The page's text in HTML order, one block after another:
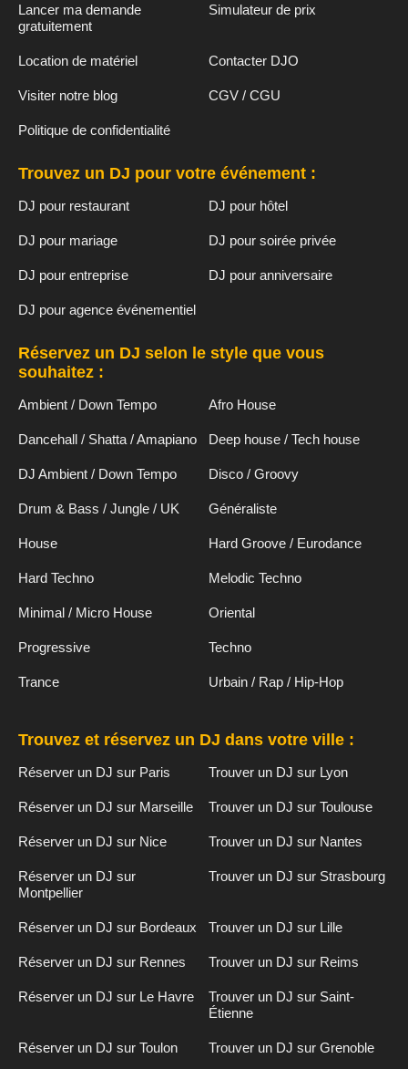
Lancer ma demande
gratuitement
Simulateur de prix
Location de matériel Contacter DJO
Visiter notre blog CGV / CGU
Politique de confidentialité
Trouvez un DJ pour votre événement :
DJ pour restaurant DJ pour hôtel
DJ pour mariage DJ pour soirée privée
DJ pour entreprise DJ pour anniversaire
DJ pour agence événementiel
Réservez un DJ selon le style que vous
souhaitez :
Ambient / Down Tempo Afro House
Dancehall / Shatta / Amapiano Deep house / Tech house
DJ Ambient / Down Tempo Disco / Groovy
Drum & Bass / Jungle / UK Généraliste
House Hard Groove / Eurodance
Hard Techno Melodic Techno
Minimal / Micro House Oriental
Progressive Techno
Trance Urbain / Rap / Hip-Hop
Trouvez et réservez un DJ dans votre ville :
Réserver un DJ sur Paris Trouver un DJ sur Lyon
Réserver un DJ sur Marseille Trouver un DJ sur Toulouse
Réserver un DJ sur Nice Trouver un DJ sur Nantes
Réserver un DJ sur
Montpellier
Trouver un DJ sur Strasbourg
Réserver un DJ sur Bordeaux Trouver un DJ sur Lille
Réserver un DJ sur Rennes Trouver un DJ sur Reims
Réserver un DJ sur Le Havre
Trouver un DJ sur Saint-
Étienne
Réserver un DJ sur Toulon Trouver un DJ sur Grenoble